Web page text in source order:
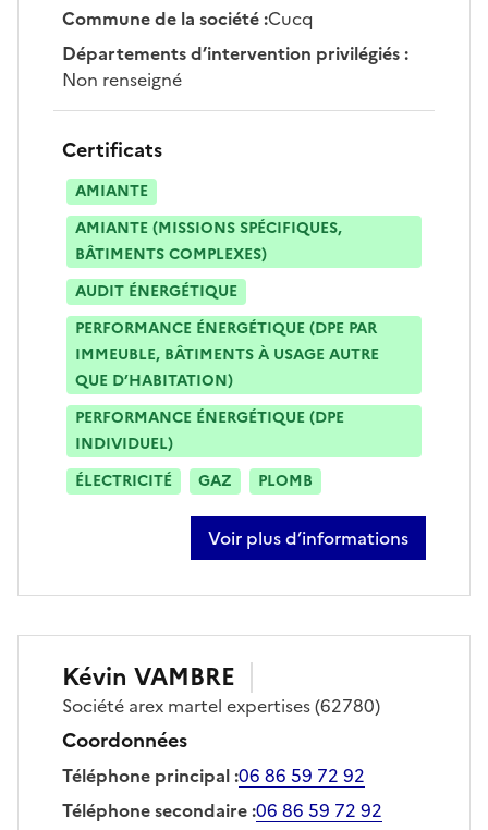
Commune de la société:Cucq
Départements d’intervention privilégiés:
Non renseigné
Certificats
AMIANTE
AMIANTE (MISSIONS SPÉCIFIQUES,
BÂTIMENTS COMPLEXES)
AUDIT ÉNERGÉTIQUE
PERFORMANCE ÉNERGÉTIQUE (DPE PAR
IMMEUBLE, BÂTIMENTS À USAGE AUTRE
QUE D’HABITATION)
PERFORMANCE ÉNERGÉTIQUE (DPE
INDIVIDUEL)
ÉLECTRICITÉ
GAZ PLOMB
Voir plus d’informations
sur julien frammery
Kévin VAMBRE
Société arex martel expertises(62780)
Coordonnées
Téléphone principal:06 86 59 72 92
Téléphone secondaire:06 86 59 72 92